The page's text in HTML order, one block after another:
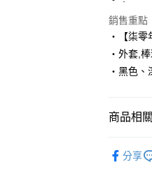
Apple Pay
悠遊付
AFTEE
【關於「
ATM付款
銷售重點
‧【柒零
‧外套,
‧黑色、
商品相
分享